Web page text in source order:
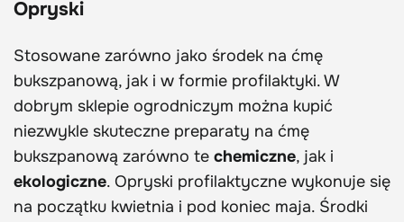
Opryski
Stosowane zarówno jako środek na ćmę
bukszpanową, jak i w formie profilaktyki. W
dobrym sklepie ogrodniczym można kupić
niezwykle skuteczne preparaty na ćmę
bukszpanową zarówno te chemiczne, jak i
ekologiczne. Opryski profilaktyczne wykonuje się
na początku kwietnia i pod koniec maja. Środki